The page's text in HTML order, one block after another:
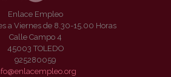
Enlace Empleo
a Viernes de 8.30-15.00 Horas
Calle Campo 4
45003 TOLEDO
925280059